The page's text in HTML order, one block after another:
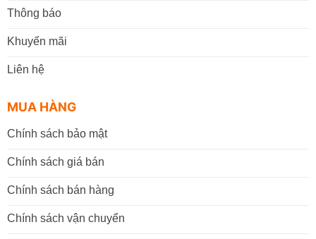
Thông báo
Khuyến mãi
Liên hệ
MUA HÀNG
Chính sách bảo mật
Chính sách giá bán
Chính sách bán hàng
Chính sách vận chuyển